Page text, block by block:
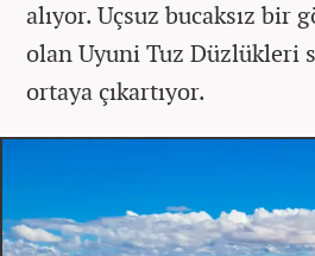
alıyor. Uçsuz bucaksız bir
olan Uyuni Tuz Düzlükleri
ortaya çıkartıyor.